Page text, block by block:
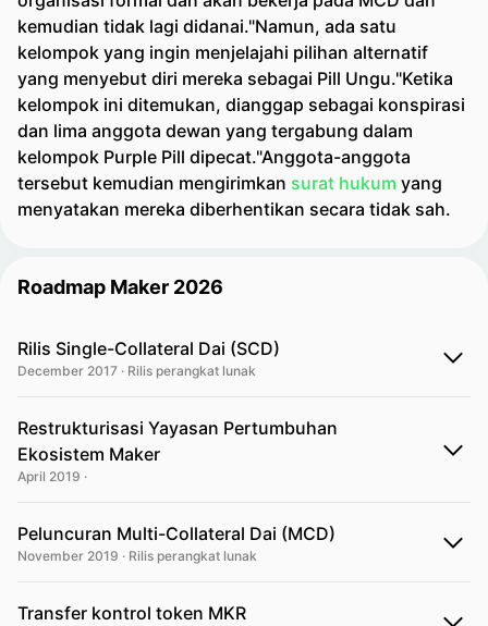
kemudian tidak lagi didanai."Namun, ada satu
kelompok yang ingin menjelajahi pilihan alternatif
yang menyebut diri mereka sebagai Pill Ungu."Ketika
kelompok ini ditemukan, dianggap sebagai konspirasi
dan lima anggota dewan yang tergabung dalam
kelompok Purple Pill dipecat."Anggota-anggota
tersebut kemudian mengirimkan surat hukum yang
menyatakan mereka diberhentikan secara tidak sah.
Roadmap Maker 2026
Rilis Single-Collateral Dai (SCD)
December 2017 · Rilis perangkat lunak
Restrukturisasi Yayasan Pertumbuhan
Ekosistem Maker
April 2019 ·
Peluncuran Multi-Collateral Dai (MCD)
November 2019 · Rilis perangkat lunak
Transfer kontrol token MKR